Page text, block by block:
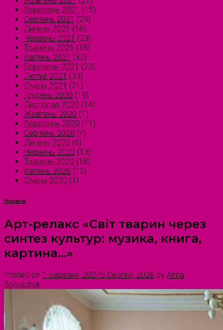
Вересень 2021 (15)
Серпень 2021 (29)
Липень 2021 (16)
Червень 2021 (23)
Травень 2021 (18)
Квітень 2021 (32)
Березень 2021 (23)
Лютий 2021 (33)
Січень 2021 (21)
Грудень 2020 (19)
Листопад 2020 (14)
Жовтень 2020 (1)
Вересень 2020 (11)
Серпень 2020 (4)
Липень 2020 (6)
Червень 2020 (13)
Травень 2020 (18)
Квітень 2020 (10)
Січень 2020 (1)
Новини
Арт-релакс «Світ тварин через
синтез культур: музика, книга,
картина…»
Posted on 1 Березня, 20245 Серпня, 2026 by Anna
Bohaichuk